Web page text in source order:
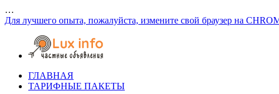
…
Для лучшего опыта, пожалуйста, измените свой браузер на
ГЛАВНАЯ
ТАРИФНЫЕ ПАКЕТЫ